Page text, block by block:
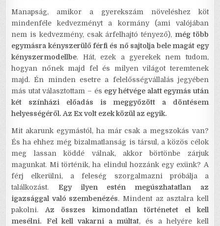
Manapság, amikor a gyerekszám növeléshez köt
mindenféle kedvezményt a kormány (ami valójában
nem is kedvezmény, csak árfelhajtó tényező), még több
egymásra kényszerülő férfi és nő sajtolja bele magát egy
kényszermodellbe. Hát, ezek a gyerekek nem tudom,
hogyan nőnek majd fel és milyen világot teremtenek
majd. Én minden esetre a felelősségvállalás jegyében
más utat választottam – és egy hétvége alatt egymás után
két színházi előadás is meggyőzött a döntésem
helyességéről. Az Ex volt ezek közül az egyik.
Mit akarunk egymástól, ha már csak a megszokás van?
És ha ehhez még bizalmatlanság is társul, a közös célok
meg lassan köddé válnak, akkor börtönbe zárjuk
magunkat. Mi történik, ha elindul hozzánk egy exünk? A
férj elkerülni, a feleség szorgalmazni próbálja a
találkozást. Egy ilyen estén megúszhatatlan az
igazsággal való szembenézés. Mindent az asztalra kell
pakolni.Az összes kimondatlan történetet el kell
mesélni.
Fel kell vakarni a múltat, és a helyére kell